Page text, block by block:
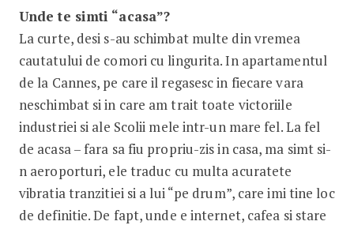
Unde te simti “acasa”?
La curte, desi s-au schimbat multe din vremea
cautatului de comori cu lingurita. In apartamentul
de la Cannes, pe care il regasesc in fiecare vara
neschimbat si in care am trait toate victoriile
industriei si ale Scolii mele intr-un mare fel. La fel
de acasa – fara sa fiu propriu-zis in casa, ma simt si-
n aeroporturi, ele traduc cu multa acuratete
vibratia tranzitiei si a lui “pe drum”, care imi tine loc
de definitie. De fapt, unde e internet, cafea si stare